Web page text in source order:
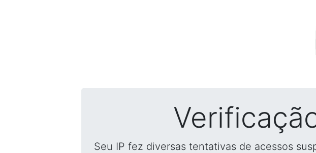
Seu IP fez diversas tentativas de acessos